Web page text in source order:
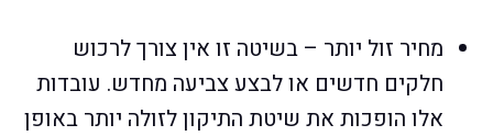
מחיר זול יותר – בשיטה זו אין צורך לרכוש
חלקים חדשים או לבצע צביעה מחדש. עובדות
אלו הופכות את שיטת התיקון לזולה יותר באופן